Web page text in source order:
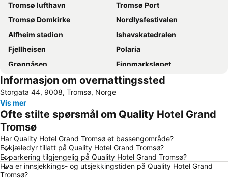
Tromsø lufthavn
Tromsø Port
Tromsø Domkirke
Nordlysfestivalen
Alfheim stadion
Ishavskatedralen
Fjellheisen
Polaria
Grønnåsen
Finnmarksløpet
Informasjon om overnattingssted
Storgata 44, 9008, Tromsø, Norge
Vis mer
Ofte stilte spørsmål om Quality Hotel Grand
Tromsø
Har Quality Hotel Grand Tromsø et bassengområde?
Er kjæledyr tillatt på Quality Hotel Grand Tromsø?
Er parkering tilgjengelig på Quality Hotel Grand Tromsø?
Hva er innsjekkings- og utsjekkingstiden på Quality Hotel Grand
Tromsø?